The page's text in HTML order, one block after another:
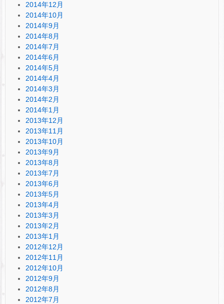
2014年12月
2014年10月
2014年9月
2014年8月
2014年7月
2014年6月
2014年5月
2014年4月
2014年3月
2014年2月
2014年1月
2013年12月
2013年11月
2013年10月
2013年9月
2013年8月
2013年7月
2013年6月
2013年5月
2013年4月
2013年3月
2013年2月
2013年1月
2012年12月
2012年11月
2012年10月
2012年9月
2012年8月
2012年7月